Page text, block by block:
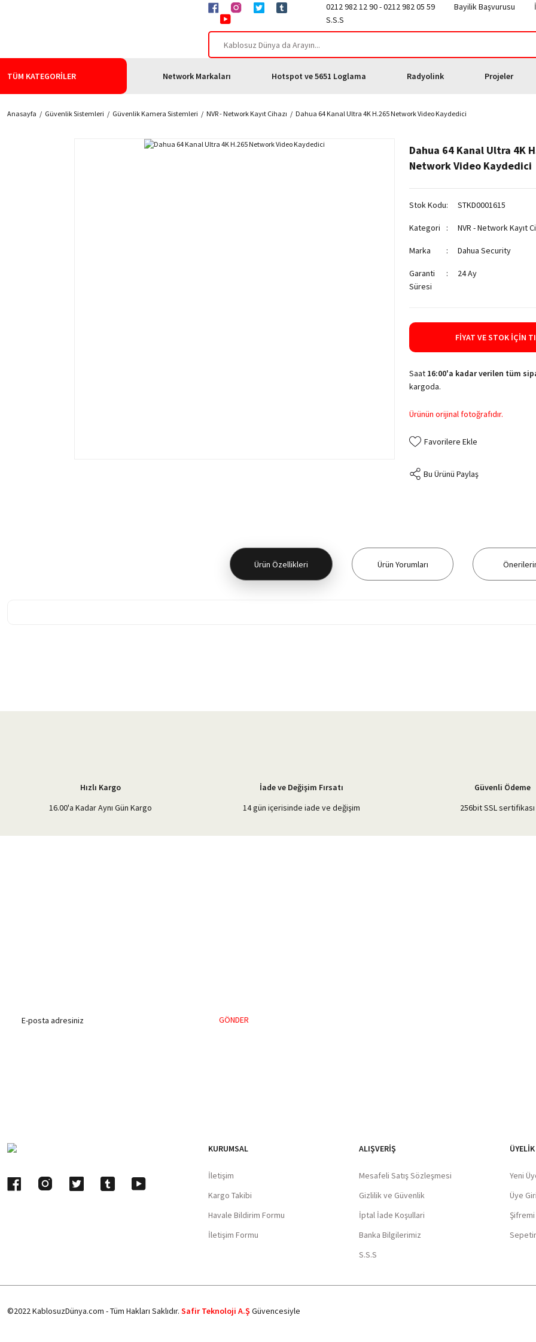
0212 982 12 90 - 0212 982 05 59 Bayilik Başvurusu
S.S.S
TÜM KATEGORİLER Network Markaları Hotspot ve 5651 Loglama Radyolink Projeler
Anasayfa Güvenlik Sistemleri Güvenlik Kamera Sistemleri NVR - Network Kayıt Cihazı Dahua 64 Kanal Ultra 4K H.265 Network Video Kaydedici
Dahua 64 Kanal Ultra 4K
Network Video Kaydedici
Stok Kodu STKD0001615
Kategori NVR - Network Kayıt
Marka Dahua Security
Garanti
Süresi
24 Ay
FIYAT VE STOK İÇIN
Saat 16:00'a kadar verilen tüm
kargoda.
Ürünün orijinal fotoğrafıdır.
Bu Ürünü Paylaş
Ürün Özellikleri Ürün Yorumları
Hızlı Kargo
16.00'a Kadar Aynı Gün Kargo
İade ve Değişim Fırsatı
14 gün içerisinde iade ve değişim
Güvenli Ödeme
256bit SSL
GÖNDER
KURUMSAL
İletişim
Kargo Takibi
Havale Bildirim Formu
İletişim Formu
ALIŞVERIŞ
Mesafeli Satış Sözleşmesi
Gizlilik ve Güvenlik
İptal İade Koşullari
Banka Bilgilerimiz
S.S.S
ÜYELİK
Yeni
Üye
©2022 KablosuzDünya.com - Tüm Hakları Saklıdır. Safir Teknoloji A.Ş Güvencesiyle